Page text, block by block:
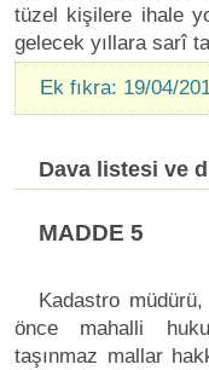
tüzel kişilere ihale
gelecek yıllara sarî
Ek fıkra: 19/04/
Dava listesi ve
MADDE 5
Kadastro
önce mahalli
taşınmaz mallar